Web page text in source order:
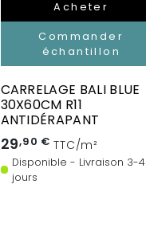
Acheter
Commander
échantillon
CARRELAGE BALI BLUE
30X60CM R11
ANTIDÉRAPANT
29,90 € TTC/m²
Disponible - Livraison 3-4
jours